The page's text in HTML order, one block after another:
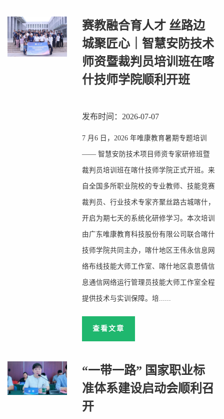
赛教融合育人才 丝路边
城聚匠心｜智慧安防技术
师资暨裁判员培训班在喀
什技师学院顺利开班
发布时间：2026-07-07
7 月6 日，2026 年唯康教育暑期专题培训
—— 智慧安防技术项目师资专家研修班暨
裁判员培训班在喀什技师学院正式开班。来
自全国多所职业院校的专业教师、技能竞赛
裁判员、行业技术专家齐聚丝路古城喀什，
开启为期七天的系统化研修学习。本次培训
由广东唯康教育科技股份有限公司联合喀什
技师学院共同主办，喀什地区王伟永信息网
络布线技能大师工作室、喀什地区袁恩倩信
息通信网络运行管理员技能大师工作室全程
提供技术与实训保障。培......
查看文章
“一带一路” 国家职业标
准体系建设启动会顺利召
开